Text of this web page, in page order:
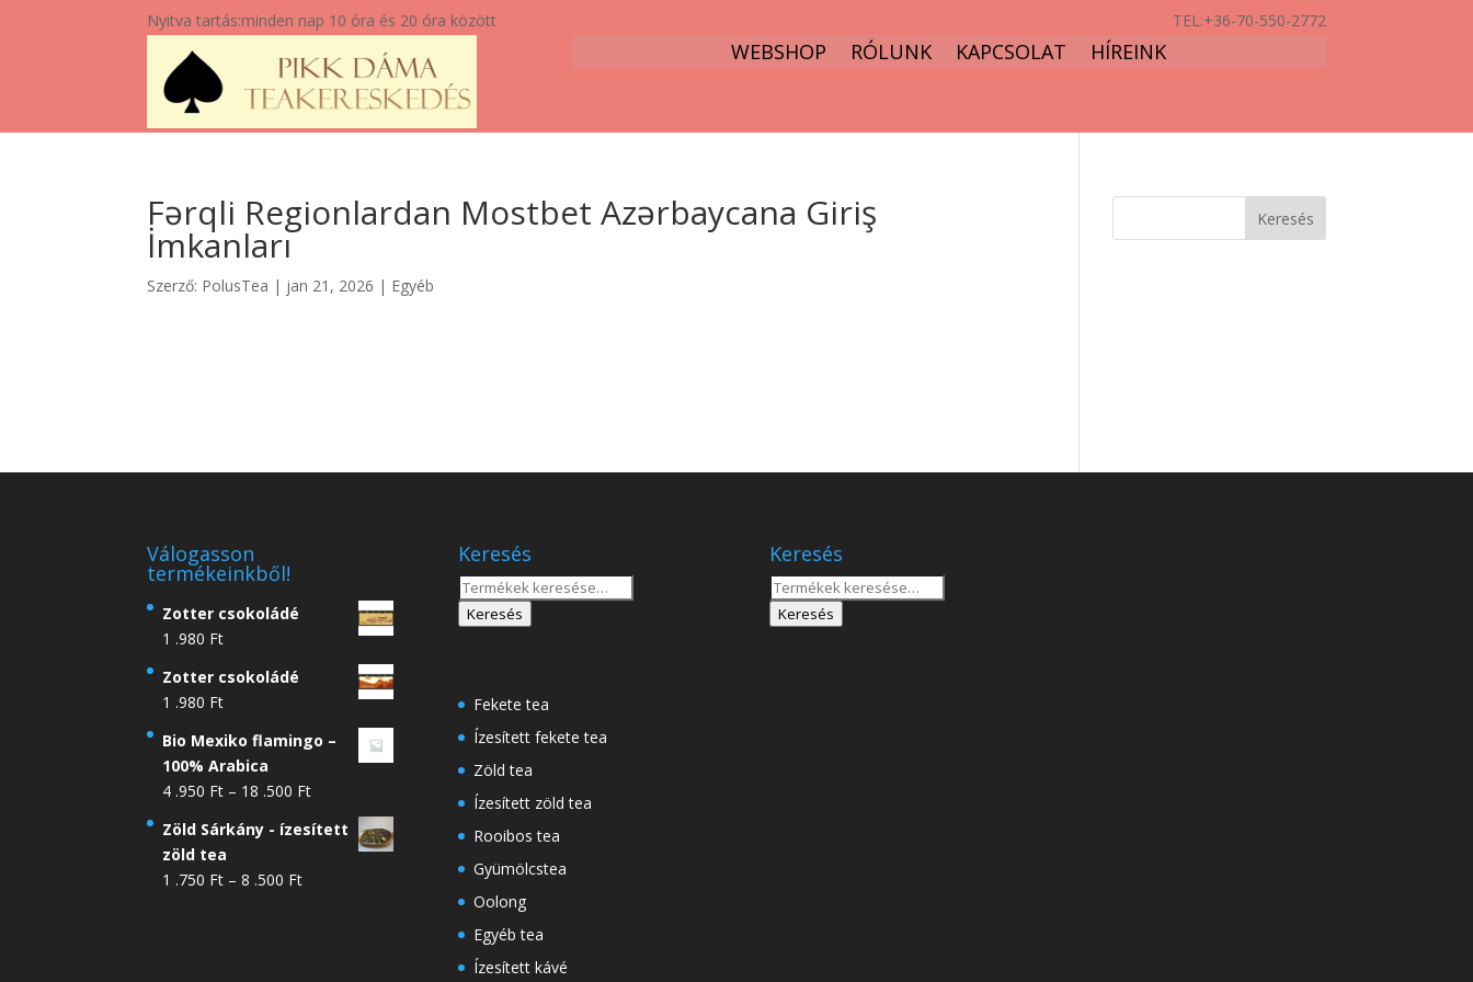
Nyitva tartás:minden nap 10 óra és 20 óra között TEL:+36-70-550-2772
WEBSHOP RÓLUNK KAPCSOLAT HÍREINK
Fərqli Regionlardan Mostbet Azərbaycana Giriş
İmkanları
Szerző: PolusTea | jan 21, 2026 | Egyéb
Válogasson
termékeinkből!
Zotter csokoládé
1 .980 Ft
Zotter csokoládé
1 .980 Ft
Bio Mexiko flamingo –
100% Arabica
4 .950 Ft – 18 .500 FtÁrtartomány:
.950 Ft
Zöld Sárkány - ízesített
zöld tea
1 .750 Ft – 8 .500 FtÁrtartomány:
Keresés
Keresés
Keresés
Fekete tea
Ízesített fekete tea
Zöld tea
Ízesített zöld tea
Rooibos tea
Gyümölcstea
Oolong
Egyéb tea
Ízesített kávé
Keresés
Keresés
Keresés